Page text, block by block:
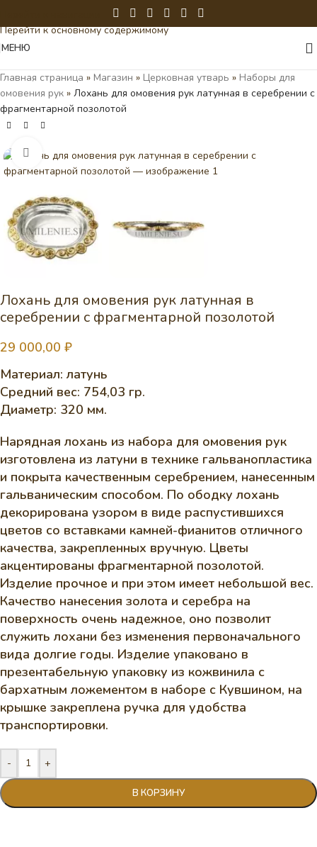
Перейти к основному содержимому
МЕНЮ
Главная страница » Магазин » Церковная утварь » Наборы для
омовения рук » Лохань для омовения рук латунная в серебрении с
фрагментарной позолотой
Нажмите, чтобы увеличить
Лохань для омовения рук латунная в
серебрении с фрагментарной позолотой
29 000,00 ₽
Материал: латунь
Средний вес: 754,03 гр.
Диаметр: 320 мм.
Нарядная лохань из набора для омовения рук
изготовлена из латуни в технике гальванопластика
и покрыта качественным серебрением, нанесенным
гальваническим способом. По ободку лохань
декорирована узором в виде распустившихся
цветов со вставками камней-фианитов отличного
качества, закрепленных вручную. Цветы
акцентированы фрагментарной позолотой.
Изделие прочное и при этом имеет небольшой вес.
Качество нанесения золота и серебра на
поверхность очень надежное, оно позволит
служить лохани без изменения первоначального
вида долгие годы. Изделие упаковано в
презентабельную упаковку из кожвинила с
бархатным ложементом в наборе с Кувшином, на
крышке закреплена ручка для удобства
транспортировки.
- +
В КОРЗИНУ